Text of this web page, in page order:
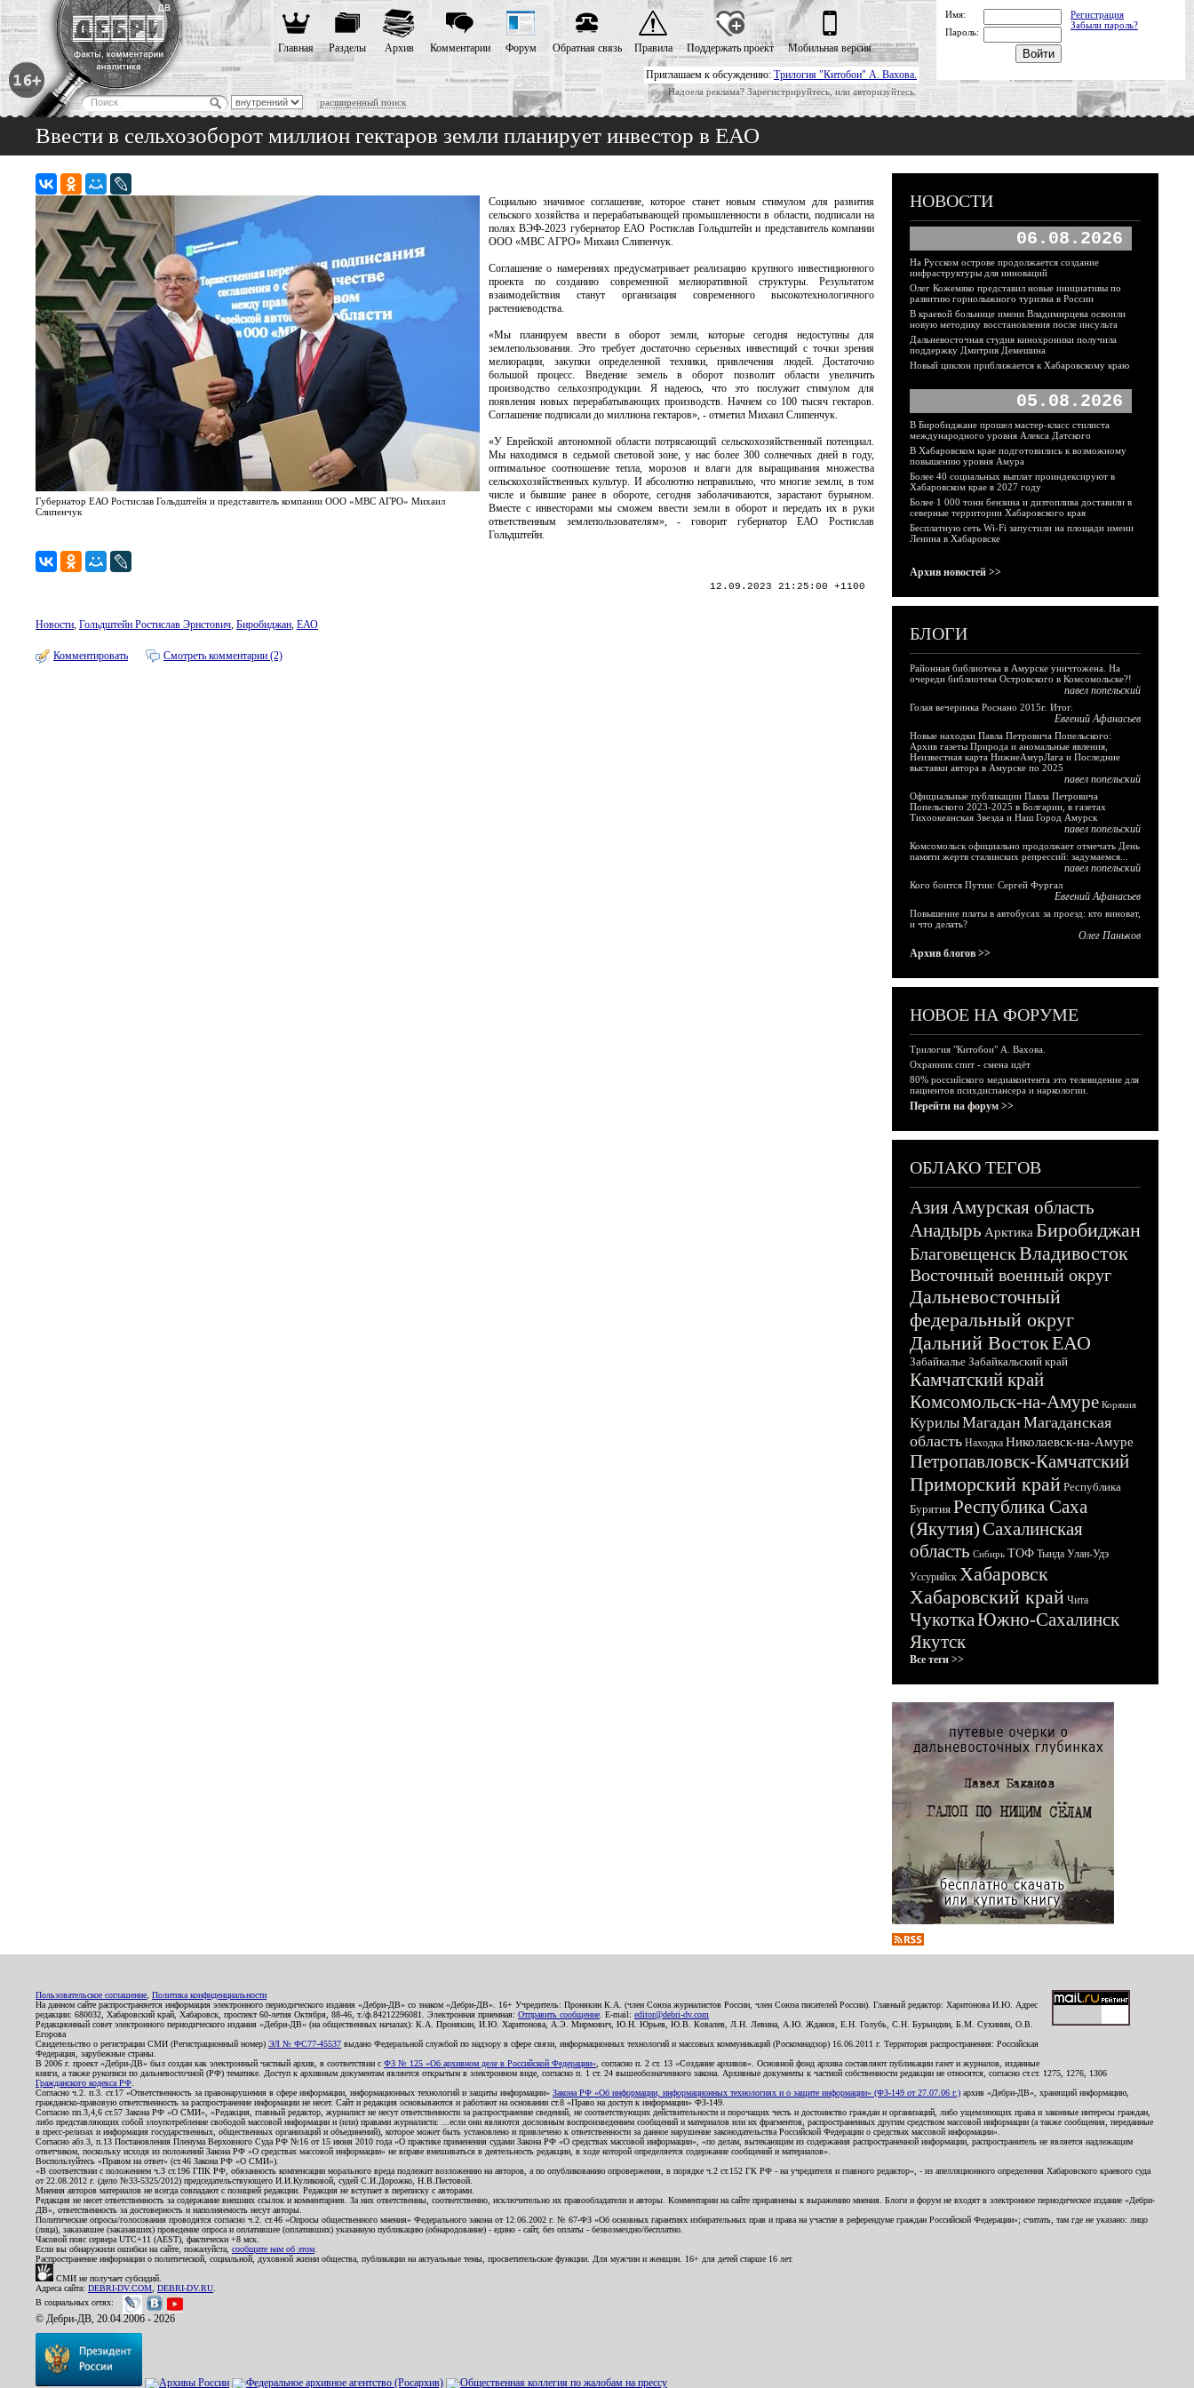
Приглашаем к обсуждению: Трилогия "Китобои" А. Вахова.
Надоела реклама? Зарегистрируйтесь, или авторизуйтесь.
расширенный поиск
Главная Разделы Архив Комментарии Форум Обратная связь Правила Поддержать проект Мобильная версия
Имя:
Регистрация
Забыли пароль?
Пароль:
Ввести в сельхозоборот миллион гектаров земли планирует инвестор в ЕАО
Губернатор ЕАО Ростислав Гольдштейн и представитель компании ООО «МВС АГРО» Михаил
Слипенчук
Социально значимое соглашение, которое станет новым стимулом для развития
сельского хозяйства и перерабатывающей промышленности в области, подписали на
полях ВЭФ-2023 губернатор ЕАО Ростислав Гольдштейн и представитель компании
ООО «МВС АГРО» Михаил Слипенчук.
Соглашение о намерениях предусматривает реализацию крупного инвестиционного
проекта по созданию современной мелиоративной структуры. Результатом
взаимодействия станут организация современного высокотехнологичного
растениеводства.
«Мы планируем ввести в оборот земли, которые сегодня недоступны для
землепользования. Это требует достаточно серьезных инвестиций с точки зрения
мелиорации, закупки определенной техники, привлечения людей. Достаточно
большой процесс. Введение земель в оборот позволит области увеличить
производство сельхозпродукции. Я надеюсь, что это послужит стимулом для
появления новых перерабатывающих производств. Начнем со 100 тысяч гектаров.
Соглашение подписали до миллиона гектаров», - отметил Михаил Слипенчук.
«У Еврейской автономной области потрясающий сельскохозяйственный потенциал.
Мы находимся в седьмой световой зоне, у нас более 300 солнечных дней в году,
оптимальное соотношение тепла, морозов и влаги для выращивания множества
сельскохозяйственных культур. И абсолютно неправильно, что многие земли, в том
числе и бывшие ранее в обороте, сегодня заболачиваются, зарастают бурьяном.
Вместе с инвесторами мы сможем ввести земли в оборот и передать их в руки
ответственным землепользователям», - говорит губернатор ЕАО Ростислав
Гольдштейн.
12.09.2023 21:25:00 +1100
Новости, Гольдштейн Ростислав Эрнстович, Биробиджан, ЕАО
Комментировать Смотреть комментарии (2)
НОВОСТИ
06.08.2026
На Русском острове продолжается создание
инфраструктуры для инноваций
Олег Кожемяко представил новые инициативы по
развитию горнолыжного туризма в России
В краевой больнице имени Владимирцева освоили
новую методику восстановления после инсульта
Дальневосточная студия кинохроники получила
поддержку Дмитрия Демешина
Новый циклон приближается к Хабаровскому краю
05.08.2026
В Биробиджане прошел мастер-класс стилиста
международного уровня Алекса Датского
В Хабаровском крае подготовились к возможному
повышению уровня Амура
Более 40 социальных выплат проиндексируют в
Хабаровском крае в 2027 году
Более 1 000 тонн бензина и дизтоплива доставили в
северные территории Хабаровского края
Бесплатную сеть Wi-Fi запустили на площади имени
Ленина в Хабаровске
Архив новостей >>
БЛОГИ
Районная библиотека в Амурске уничтожена. На
очереди библиотека Островского в Комсомольске?!
павел попельский
Голая вечеринка Роснано 2015г. Итог.
Евгений Афанасьев
Новые находки Павла Петровича Попельского:
Архив газеты Природа и аномальные явления,
Неизвестная карта НижнеАмурЛага и Последние
выставки автора в Амурске по 2025
павел попельский
Официальные публикации Павла Петровича
Попельского 2023-2025 в Болгарии, в газетах
Тихоокеанская Звезда и Наш Город Амурск
павел попельский
Комсомольск официально продолжает отмечать День
памяти жертв сталинских репрессий: задумаемся...
павел попельский
Кого боится Путин: Сергей Фургал
Евгений Афанасьев
Повышение платы в автобусах за проезд: кто виноват,
и что делать?
Олег Паньков
Архив блогов >>
НОВОЕ НА ФОРУМЕ
Трилогия "Китобои" А. Вахова.
Охранник спит - смена идёт
80% российского медиаконтента это телевидение для
пациентов психдиспансера и наркологии.
Перейти на форум >>
ОБЛАКО ТЕГОВ
АзияАмурская область
Анадырь Арктика Биробиджан
БлаговещенскВладивосток
Восточный военный округ
Дальневосточный
федеральный округ
Дальний ВостокЕАО
Забайкалье Забайкальский край
Камчатский край
Комсомольск-на-Амуре Корякия
КурилыМагадан Магаданская
область Находка Николаевск-на-Амуре
Петропавловск-Камчатский
Приморский край Республика
Бурятия Республика Саха
(Якутия)Сахалинская
область Сибирь ТОФ Тында Улан-Удэ
Уссурийск Хабаровск
Хабаровский край Чита
ЧукоткаЮжно-Сахалинск
Якутск
Все теги >>
Пользовательское соглашение Политика конфиденциальности
На данном сайте распространяется информация электронного периодического издания «Дебри-ДВ» со знаком «Дебри-ДВ». 16+ Учредитель: Пронякин К.А. (член Союза журналистов России, член Союза писателей России). Главный редактор: Харитонова И.Ю. Адрес
редакции: 680032, Хабаровский край, Хабаровск, проспект 60-летия Октября, 88-46, т./ф.84212296081. Электронная приемная: Отправить сообщение . E-mail: editor@debri-dv.com
Редакционный совет электронного периодического издания «Дебри-ДВ» (на общественных началах): К.А. Пронякин, И.Ю. Харитонова, А.Э. Мирмович, Ю.Н. Юрьев, Ю.В. Ковалев, Л.Н. Левина, А.Ю. Жданов, Е.Н. Голубь, С.Н. Бурындин, Б.М. Сухинин, О.В.
Егорова
Свидетельство о регистрации СМИ (Регистрационный номер) ЭЛ № ФС77-45537 выдано Федеральной службой по надзору в сфере связи, информационных технологий и массовых коммуникаций (Роскомнадзор) 16.06.2011 г. Территория распространения: Российская
Федерация, зарубежные страны.
В 2006 г. проект «Дебри-ДВ» был создан как электронный частный архив, в соответствии с ФЗ № 125 «Об архивном деле в Российской Федерации» , согласно п. 2 ст. 13 «Создание архивов». Основной фонд архива составляют публикации газет и журналов, изданные
книги, а также рукописи по дальневосточной (РФ) тематике. Доступ к архивным документам является открытым в электронном виде, согласно п. 1 ст. 24 вышеобозначенного закона. Архивные документы к частной собственности редакции не относятся, согласно ст.ст. 1275, 1276, 1306
Гражданского кодекса РФ
Согласно ч.2. п.3. ст.17 «Ответственность за правонарушения в сфере информации, информационных технологий и защиты информации» Закона РФ «Об информации, информационных технологиях и о защите информации» (ФЗ-149 от 27.07.06 г.) архив «Дебри-ДВ», хранящий информацию,
гражданско-правовую ответственность за распространение информации не несет. Сайт и редакция основываются и работают на основании ст.8 «Право на доступ к информации» ФЗ-149.
Согласно пп.3,4,6 ст.57 Закона РФ «О СМИ», «Редакция, главный редактор, журналист не несут ответственности за распространение сведений, не соответствующих действительности и порочащих честь и достоинство граждан и организаций, либо ущемляющих права и законные интересы граждан,
либо представляющих собой злоупотребление свободой массовой информации и (или) правами журналиста: ...если они являются дословным воспроизведением сообщений и материалов или их фрагментов, распространенных другим средством массовой информации (а также сообщения, переданные
в пресс-релизах и информация государственных, общественных организаций и объединений), которое может быть установлено и привлечено к ответственности за данное нарушение законодательства Российской Федерации о средствах массовой информации».
Согласно абз.3, п.13 Постановления Пленума Верховного Суда РФ №16 от 15 июня 2010 года «О практике применения судами Закона РФ «О средствах массовой информации», «по делам, вытекающим из содержания распространенной информации, распространитель не является надлежащим
ответчиком, поскольку исходя из положений Закона РФ «О средствах массовой информации» не вправе вмешиваться в деятельность редакции, в ходе которой определяется содержание сообщений и материалов».
Воспользуйтесь «Правом на ответ» (ст.46 Закона РФ «О СМИ»).
«В соответствии с положением ч.3 ст.196 ГПК РФ, обязанность компенсации морального вреда подлежит возложению на авторов, а по опубликованию опровержения, в порядке ч.2 ст.152 ГК РФ - на учредителя и главного редактор», - из апелляционного определения Хабаровского краевого суда
от 22.08.2012 г. (дело №33-5325/2012) председательствующего И.И.Куликовой, судей С.И.Дорожко, Н.В.Пестовой.
Мнения авторов материалов не всегда совпадают с позицией редакции. Редакция не вступает в переписку с авторами.
Редакция не несет ответственность за содержание внешних ссылок и комментариев. За них ответственны, соответственно, исключительно их правообладатели и авторы. Комментарии на сайте приравнены к выражению мнения. Блоги и форум не входят в электронное периодическое издание «Дебри-
ДВ», ответственность за достоверность и наполняемость несут авторы.
Политические опросы/голосования проводятся согласно ч.2. ст.46 «Опросы общественного мнения» Федерального закона от 12.06.2002 г. № 67-ФЗ «Об основных гарантиях избирательных прав и права на участие в референдуме граждан Российской Федерации»; считать, там где не указано: лицо
(лица), заказавшее (заказавших) проведение опроса и оплатившее (оплативших) указанную публикацию (обнародование) - едино - сайт, без оплаты - безвозмездно/бесплатно.
Часовой пояс сервера UTC+11 (AEST), фактически +8 мск.
Если вы обнаружили ошибки на сайте, пожалуйста, сообщите нам об этом
Распространение информации о политической, социальной, духовной жизни общества, публикации на актуальные темы, просветительские функции. Для мужчин и женщин. 16+ для детей старше 16 лет.
СМИ не получает субсидий.
Адреса сайта: DEBRI-DV.COM DEBRI-DV.RU
В социальных сетях:
© Дебри-ДВ, 20.04.2006 - 2026